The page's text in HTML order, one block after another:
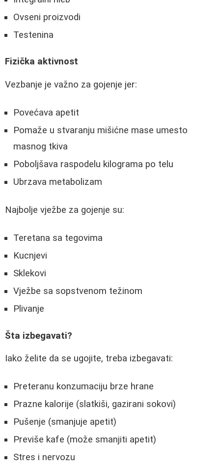
Ovseni proizvodi
Testenina
Fizička aktivnost
Vezbanje je važno za gojenje jer:
Povećava apetit
Pomaže u stvaranju mišićne mase umesto
masnog tkiva
Poboljšava raspodelu kilograma po telu
Ubrzava metabolizam
Najbolje vježbe za gojenje su:
Teretana sa tegovima
Kucnjevi
Sklekovi
Vježbe sa sopstvenom težinom
Plivanje
Šta izbegavati?
Iako želite da se ugojite, treba izbegavati:
Preteranu konzumaciju brze hrane
Prazne kalorije (slatkiši, gazirani sokovi)
Pušenje (smanjuje apetit)
Previše kafe (može smanjiti apetit)
Stres i nervozu